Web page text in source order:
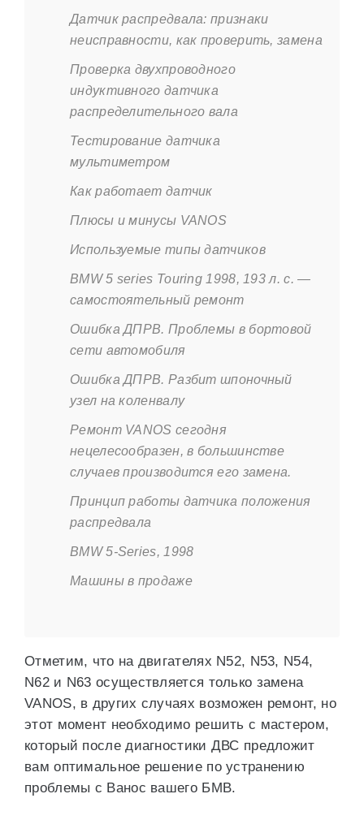
Датчик распредвала: признаки
неисправности, как проверить, замена
Проверка двухпроводного
индуктивного датчика
распределительного вала
Тестирование датчика
мультиметром
Как работает датчик
Плюсы и минусы VANOS
Используемые типы датчиков
BMW 5 series Touring 1998, 193 л. с. —
самостоятельный ремонт
Ошибка ДПРВ. Проблемы в бортовой
сети автомобиля
Ошибка ДПРВ. Разбит шпоночный
узел на коленвалу
Ремонт VANOS сегодня
нецелесообразен, в большинстве
случаев производится его замена.
Принцип работы датчика положения
распредвала
BMW 5-Series, 1998
Машины в продаже
Отметим, что на двигателях N52, N53, N54,
N62 и N63 осуществляется только замена
VANOS, в других случаях возможен ремонт, но
этот момент необходимо решить с мастером,
который после диагностики ДВС предложит
вам оптимальное решение по устранению
проблемы с Ванос вашего БМВ.